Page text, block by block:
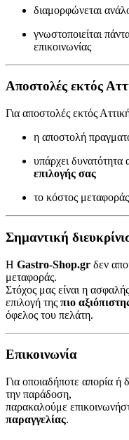
διαμορφώνεται
γνωστοποιείται
επικοινωνίας
Αποστολές εκτός
Για αποστολές εκτός
η αποστολή
υπάρχει
επιλογής σας
το κόστος
Σημαντική
Η Gastro-Shop.gr δεν
μεταφοράς.
Στόχος μας είναι η
επιλογή της πιο
όφελος του πελάτη.
Επικοινωνία
Για οποιαδήποτε απορία ή
την παράδοση,
παρακαλούμε
παραγγελίας.